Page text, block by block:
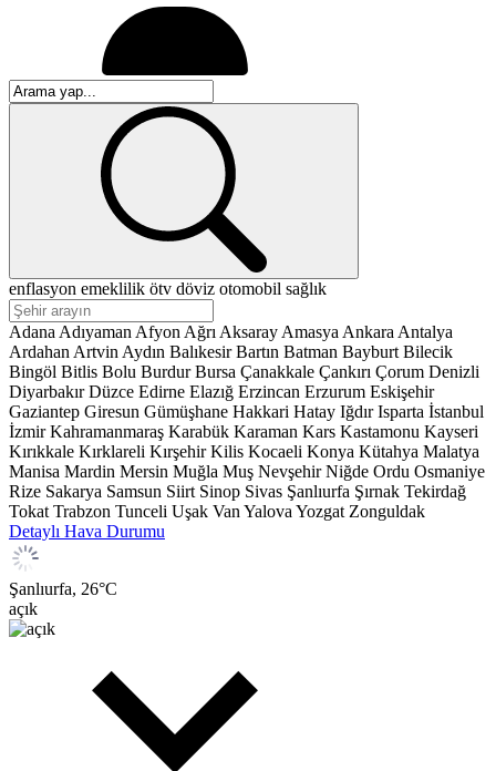
enflasyon emeklilik ötv döviz otomobil sağlık
Adana Adıyaman Afyon Ağrı Aksaray Amasya Ankara Antalya
Ardahan Artvin Aydın Balıkesir Bartın Batman Bayburt Bilecik
Bingöl Bitlis Bolu Burdur Bursa Çanakkale Çankırı Çorum Denizli
Diyarbakır Düzce Edirne Elazığ Erzincan Erzurum Eskişehir
Gaziantep Giresun Gümüşhane Hakkari Hatay Iğdır Isparta İstanbul
İzmir Kahramanmaraş Karabük Karaman Kars Kastamonu Kayseri
Kırıkkale Kırklareli Kırşehir Kilis Kocaeli Konya Kütahya Malatya
Manisa Mardin Mersin Muğla Muş Nevşehir Niğde Ordu Osmaniye
Rize Sakarya Samsun Siirt Sinop Sivas Şanlıurfa Şırnak Tekirdağ
Tokat Trabzon Tunceli Uşak Van Yalova Yozgat Zonguldak
Detaylı Hava Durumu
Şanlıurfa, 26°C
açık